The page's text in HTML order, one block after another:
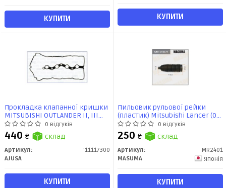
КУПИТИ КУПИТИ
Прокладка клапанної кришки
MITSUBISHI OUTLANDER II, III
2.0, 2.4i (11117300) Ajusa
0 відгуків
440 ₴ склад
Артикул:
'11117300
AJUSA
КУПИТИ
Пильовик рульової рейки
(пластик) Mitsubishi Lancer (07-
12), Outlander (05-12) (MR-2401)
MASUMA
0 відгуків
250 ₴ склад
Артикул:
MR2401
MASUMA
Японія
КУПИТИ